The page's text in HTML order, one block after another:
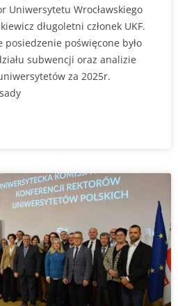
Uniwersytetu Wrocławskiego
długoletni członek UKF.
poświęcone było
subwencji oraz analizie
za 2025r.